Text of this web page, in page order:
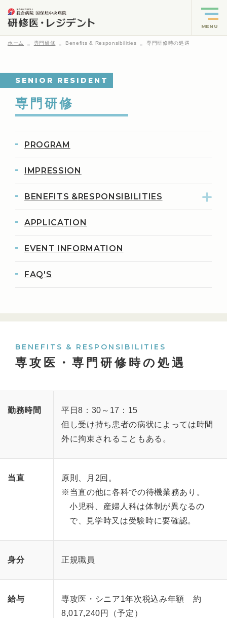
MENU
ホーム 専門研修 Benefits & Responsibilities 専門研修時の処遇
SENIOR RESIDENT
専門研修
PROGRAM
IMPRESSION
BENEFITS &RESPONSIBILITIES
APPLICATION
EVENT INFORMATION
FAQ'S
BENEFITS & RESPONSIBILITIES
専攻医・専門研修時の処遇
勤務時間
平日8：30～17：15
但し受け持ち患者の病状によっては時間
外に拘束されることもある。
当直
原則、月2回。
※当直の他に各科での待機業務あり。
小児科、産婦人科は体制が異なるの
で、見学時又は受験時に要確認。
身分 正規職員
給与
専攻医・シニア1年次税込み年額 約
8,017,240円（予定）